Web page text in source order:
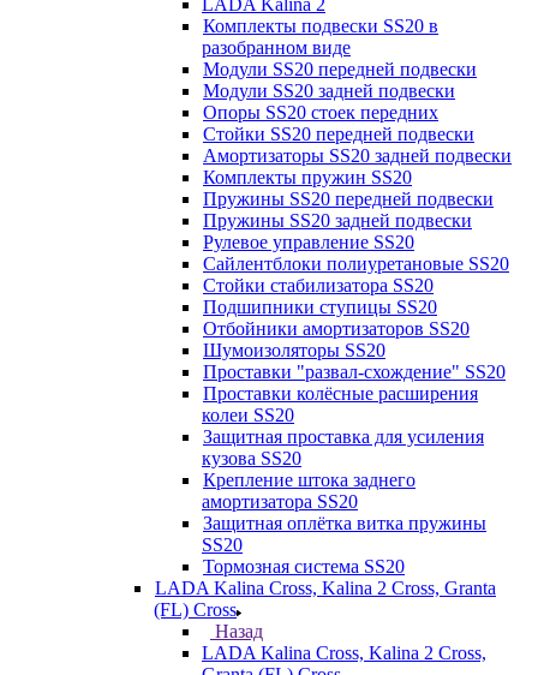
LADA Kalina 2
Комплекты подвески SS20 в
разобранном виде
Модули SS20 передней подвески
Модули SS20 задней подвески
Опоры SS20 стоек передних
Стойки SS20 передней подвески
Амортизаторы SS20 задней подвески
Комплекты пружин SS20
Пружины SS20 передней подвески
Пружины SS20 задней подвески
Рулевое управление SS20
Сайлентблоки полиуретановые SS20
Стойки стабилизатора SS20
Подшипники ступицы SS20
Отбойники амортизаторов SS20
Шумоизоляторы SS20
Проставки "развал-схождение" SS20
Проставки колёсные расширения
колеи SS20
Защитная проставка для усиления
кузова SS20
Крепление штока заднего
амортизатора SS20
Защитная оплётка витка пружины
SS20
Тормозная система SS20
LADA Kalina Cross, Kalina 2 Cross, Granta
(FL) Cross
Назад
LADA Kalina Cross, Kalina 2 Cross,